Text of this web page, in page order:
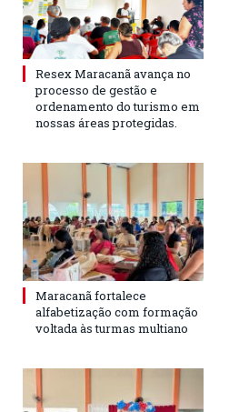
Resex Maracanã avança no
processo de gestão e
ordenamento do turismo em
nossas áreas protegidas.
Maracanã fortalece
alfabetização com formação
voltada às turmas multiano